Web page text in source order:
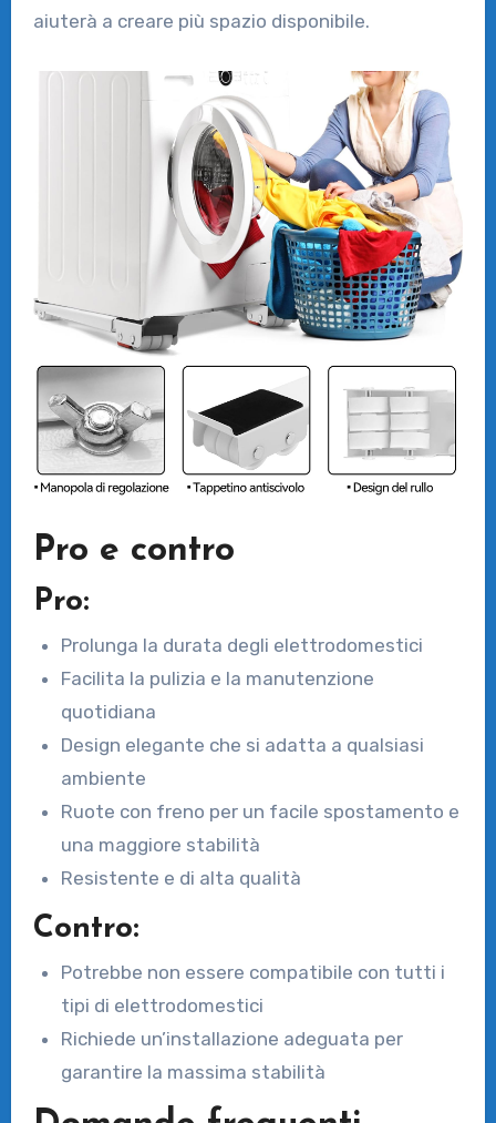
aiuterà a creare più spazio disponibile.
Pro e contro
Pro:
Prolunga la durata degli elettrodomestici
Facilita la pulizia e la manutenzione
quotidiana
Design elegante che si adatta a qualsiasi
ambiente
Ruote con freno per un facile spostamento e
una maggiore stabilità
Resistente e di alta qualità
Contro:
Potrebbe non essere compatibile con tutti i
tipi di elettrodomestici
Richiede un’installazione adeguata per
garantire la massima stabilità